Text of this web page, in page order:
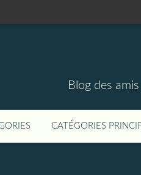
Blog des
CATÉGORIES